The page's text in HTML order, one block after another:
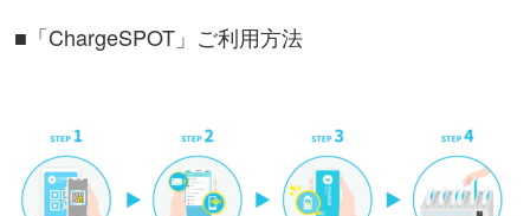
■「ChargeSPOT」ご利用方法